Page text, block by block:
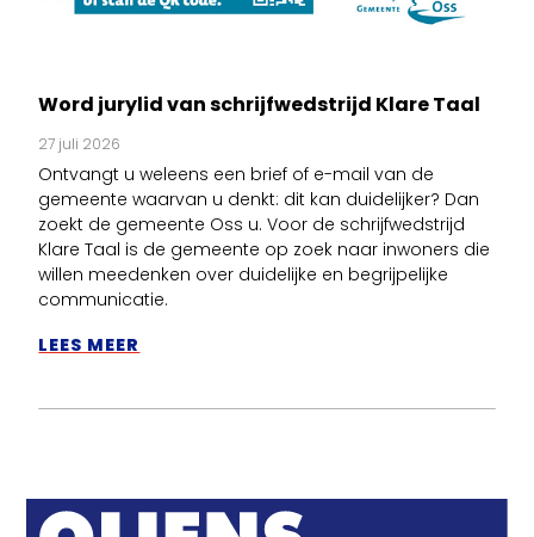
Word jurylid van schrijfwedstrijd Klare Taal
27 juli 2026
Ontvangt u weleens een brief of e-mail van de
gemeente waarvan u denkt: dit kan duidelijker? Dan
zoekt de gemeente Oss u. Voor de schrijfwedstrijd
Klare Taal is de gemeente op zoek naar inwoners die
willen meedenken over duidelijke en begrijpelijke
communicatie.
LEES MEER